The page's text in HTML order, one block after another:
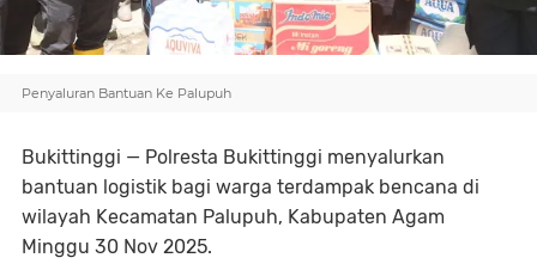
Penyaluran Bantuan Ke Palupuh
Bukittinggi — Polresta Bukittinggi menyalurkan
bantuan logistik bagi warga terdampak bencana di
wilayah Kecamatan Palupuh, Kabupaten Agam
Minggu 30 Nov 2025.